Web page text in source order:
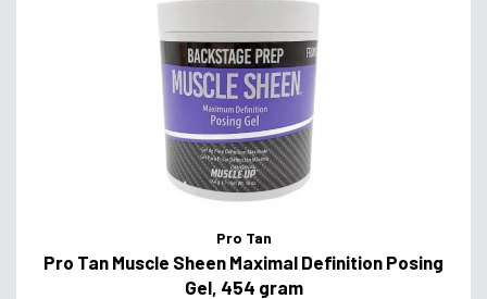
Pro Tan
Pro Tan Muscle Sheen Maximal Definition Posing
Gel, 454 gram